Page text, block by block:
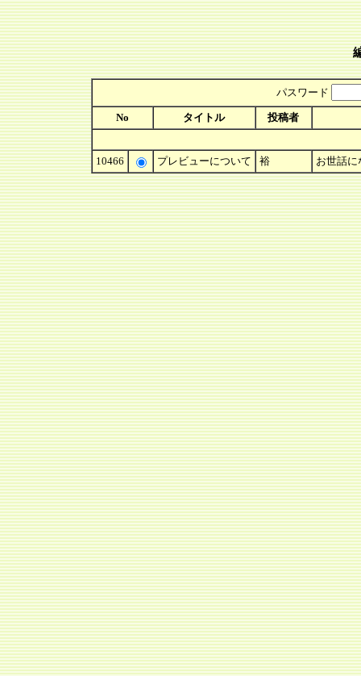
パスワード
No タイトル 投稿者
10466 プレビューについて 裕 お世話に